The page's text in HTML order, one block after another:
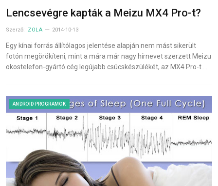
Lencsevégre kapták a Meizu MX4 Pro-t?
Szerző: ZOLA 2014-10-13
Egy kínai forrás állítólagos jelentése alapján nem mást sikerült
fotón megörökíteni, mint a mára már nagy hírnevet szerzett Meizu
okostelefon-gyártó cég legújabb csúcskészülékét, az MX4 Pro-t.…
ANDROID PROGRAMOK